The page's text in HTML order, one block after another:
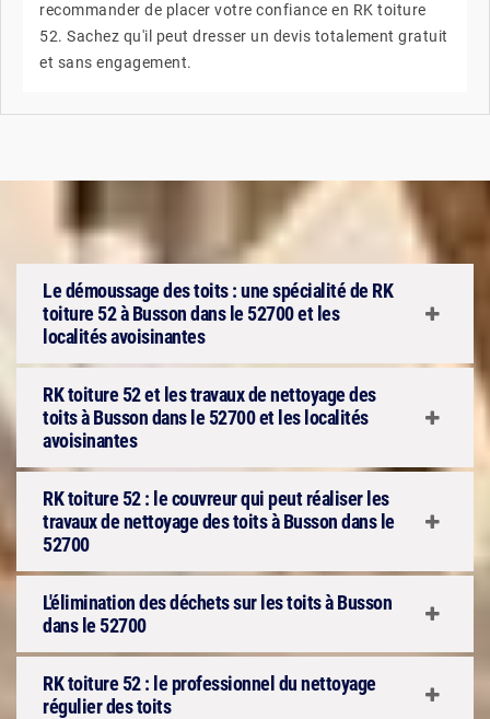
recommander de placer votre confiance en RK toiture
52. Sachez qu'il peut dresser un devis totalement gratuit
et sans engagement.
Le démoussage des toits : une spécialité de RK
toiture 52 à Busson dans le 52700 et les
localités avoisinantes
RK toiture 52 et les travaux de nettoyage des
toits à Busson dans le 52700 et les localités
avoisinantes
RK toiture 52 : le couvreur qui peut réaliser les
travaux de nettoyage des toits à Busson dans le
52700
L'élimination des déchets sur les toits à Busson
dans le 52700
RK toiture 52 : le professionnel du nettoyage
régulier des toits